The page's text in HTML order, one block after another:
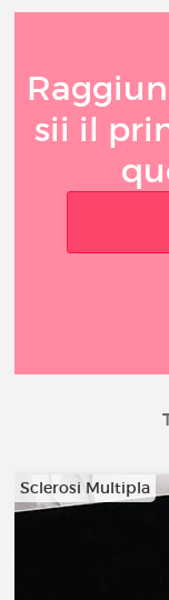
sii il
Sclerosi Multipla